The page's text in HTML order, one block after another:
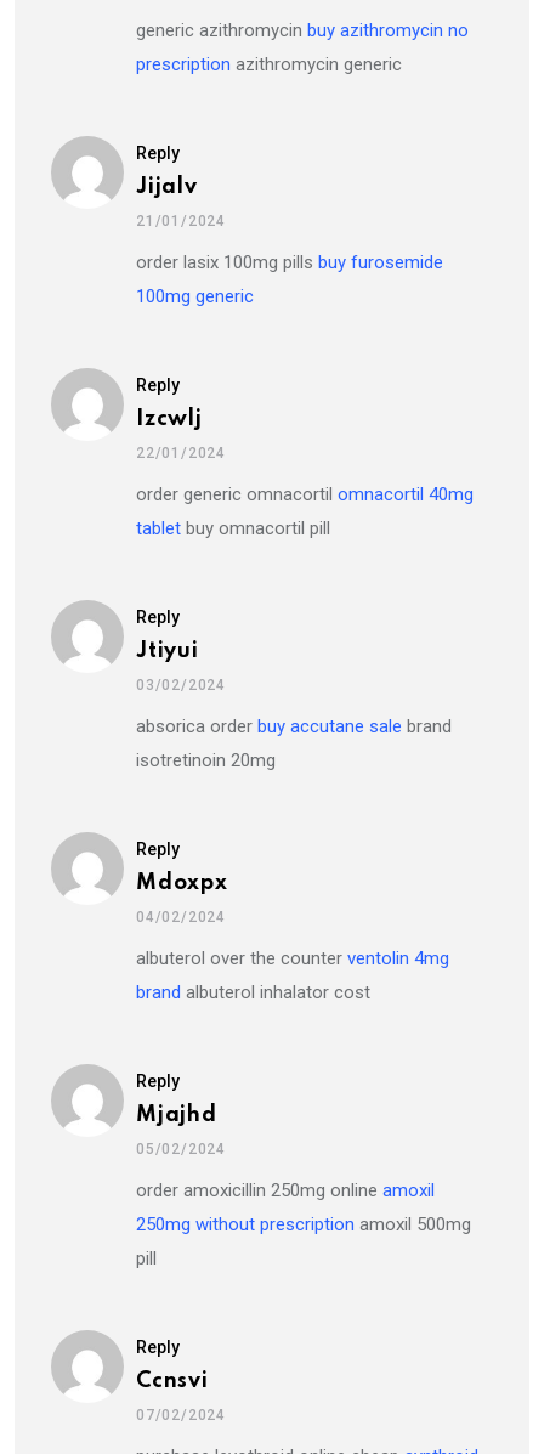
generic azithromycin buy azithromycin no
prescription azithromycin generic
Reply
Jijalv
21/01/2024
order lasix 100mg pills buy furosemide
100mg generic
Reply
Izcwlj
22/01/2024
order generic omnacortil omnacortil 40mg
tablet buy omnacortil pill
Reply
Jtiyui
03/02/2024
absorica order buy accutane sale brand
isotretinoin 20mg
Reply
Mdoxpx
04/02/2024
albuterol over the counter ventolin 4mg
brand albuterol inhalator cost
Reply
Mjajhd
05/02/2024
order amoxicillin 250mg online amoxil
250mg without prescription amoxil 500mg
pill
Reply
Ccnsvi
07/02/2024